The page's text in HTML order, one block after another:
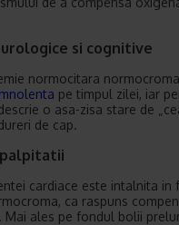
si cognitive
normocitara
pe timpul zilei, iar
o asa-zisa stare de
de cap.
cardiace este intalnita
ca raspuns
Mai ales pe fondul bolii